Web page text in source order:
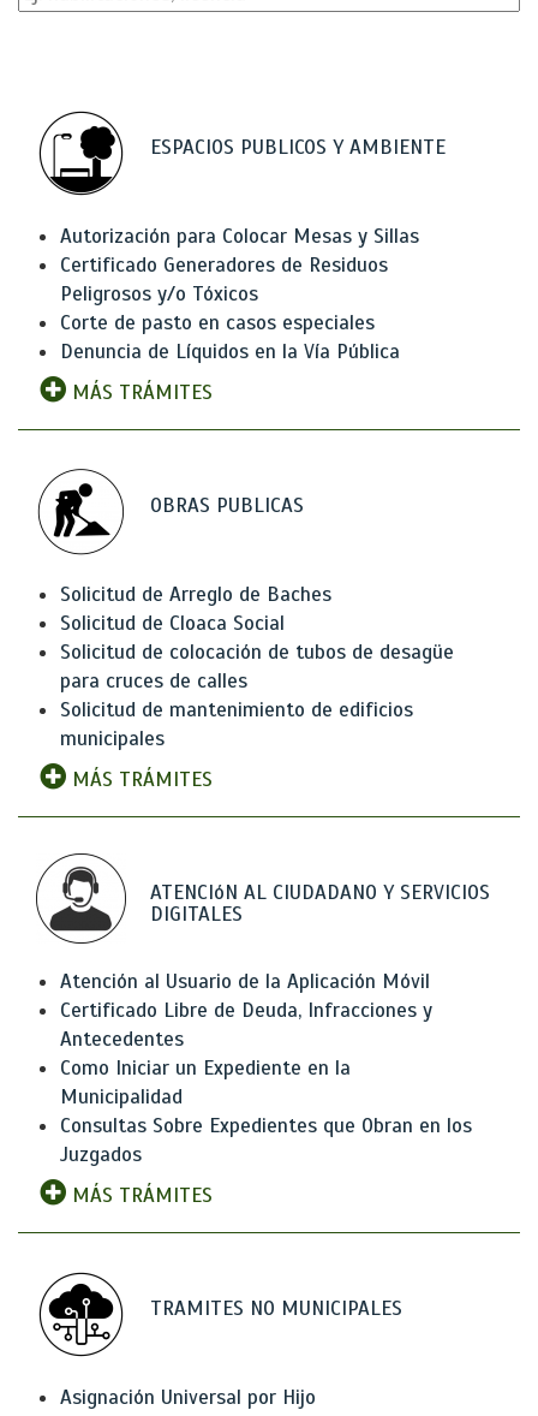
ESPACIOS PUBLICOS Y AMBIENTE
Autorización para Colocar Mesas y Sillas
Certificado Generadores de Residuos
Peligrosos y/o Tóxicos
Corte de pasto en casos especiales
Denuncia de Líquidos en la Vía Pública
MÁS TRÁMITES
OBRAS PUBLICAS
Solicitud de Arreglo de Baches
Solicitud de Cloaca Social
Solicitud de colocación de tubos de desagüe
para cruces de calles
Solicitud de mantenimiento de edificios
municipales
MÁS TRÁMITES
ATENCIóN AL CIUDADANO Y SERVICIOS
DIGITALES
Atención al Usuario de la Aplicación Móvil
Certificado Libre de Deuda, Infracciones y
Antecedentes
Como Iniciar un Expediente en la
Municipalidad
Consultas Sobre Expedientes que Obran en los
Juzgados
MÁS TRÁMITES
TRAMITES NO MUNICIPALES
Asignación Universal por Hijo